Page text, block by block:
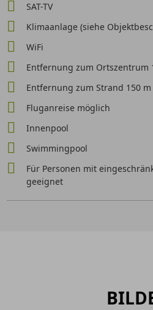
SAT-TV
Klimaanlage (siehe
WiFi
Entfernung zum Ortszentrum
Entfernung zum Strand 150 m
Fluganreise möglich
Innenpool
Swimmingpool
Für Personen mit
geeignet